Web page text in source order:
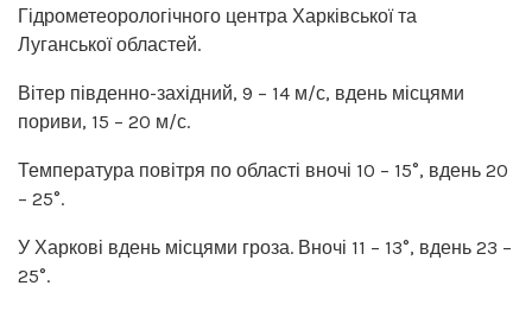
Гідрометеорологічного центра Харківської та
Луганської областей.
Вітер південно-західний, 9 – 14 м/с, вдень місцями
пориви, 15 – 20 м/с.
Температура повітря по області вночі 10 – 15°, вдень 20
– 25°.
У Харкові вдень місцями гроза. Вночі 11 – 13°, вдень 23 –
25°.